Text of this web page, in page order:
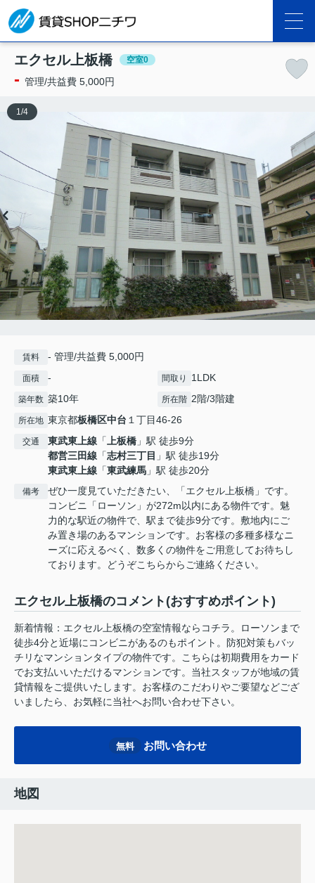
エクセル上板橋 空室0
- 管理/共益費 5,000円
1 /4
賃料 - 管理/共益費 5,000円
面積 - 間取り 1LDK
築年数 築10年 所在階 2階/3階建
所在地 東京都板橋区中台 １丁目46-26
交通 東武東上線 「 上板橋 」駅 徒歩9分
都営三田線 「志村三丁目 」駅 徒歩19分
東武東上線 「東武練馬 」駅 徒歩20分
備考
ぜひ一度見ていただきたい、「エクセル上板橋」です。
コンビニ「ローソン」が272m以内にある物件です。魅
力的な駅近の物件で、駅まで徒歩9分です。敷地内にご
み置き場のあるマンションです。お客様の多種多様なニ
ーズに応えるべく、数多くの物件をご用意してお待ちし
ております。どうぞこちらからご連絡ください。
エクセル上板橋のコメント(おすすめポイント)
新着情報：エクセル上板橋の空室情報ならコチラ。ローソンまで
徒歩4分と近場にコンビニがあるのもポイント。防犯対策もバッ
チリなマンションタイプの物件です。こちらは初期費用をカード
でお支払いいただけるマンションです。当社スタッフが地域の賃
貸情報をご提供いたします。お客様のこだわりやご要望などござ
いましたら、お気軽に当社へお問い合わせ下さい。
無料 お問い合わせ
地図